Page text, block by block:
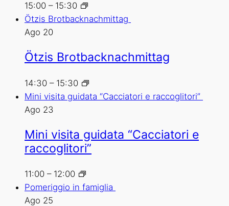
15:00 – 15:30
Ötzis Brotbacknachmittag
Ago 20
Ötzis Brotbacknachmittag
14:30 – 15:30
Mini visita guidata “Cacciatori e raccoglitori”
Ago 23
Mini visita guidata “Cacciatori e
raccoglitori”
11:00 – 12:00
Pomeriggio in famiglia
Ago 25